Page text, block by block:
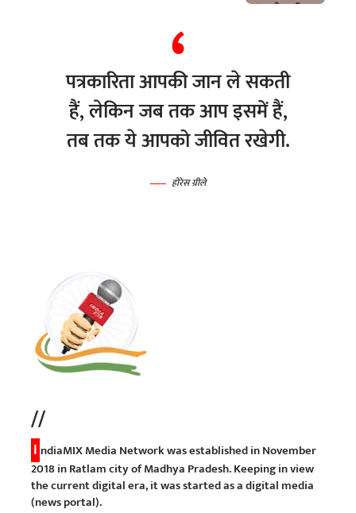
पत्रकारिता आपकी जान ले सकती
हैं, लेकिन जब तक आप इसमें हैं,
तब तक ये आपको जीवित रखेगी.
होरेस ग्रीले
//
I ndiaMIX Media Network was established in November
2018 in Ratlam city of Madhya Pradesh. Keeping in view
the current digital era, it was started as a digital media
(news portal).